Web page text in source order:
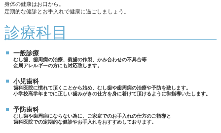
身体の健康はお口から。
定期的な健診とお手入れで健康に過ごしましょう。
診療科目
一般診療
むし歯、歯周病の治療、義歯の作製、かみ合わせの不具合等
金属アレルギーの方にも対応致します。
小児歯科
歯科医院に慣れて頂くことから始め、むし歯や歯周病の治療や予防を致します。
小学校高学年までに正しい歯みがきの仕方を身に着けて頂けるように御指導いたします。
予防歯科
むし歯や歯周病にならない為に、ご家庭でのお手入れの仕方のご指導と
歯科医院での定期的な健診やお手入れをおすすめしております。